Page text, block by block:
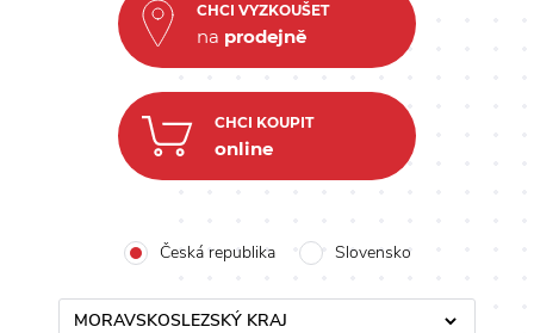
CHCI VYZKOUŠET
na prodejně
CHCI KOUPIT
online
Česká republika Slovensko
MORAVSKOSLEZSKÝ KRAJ